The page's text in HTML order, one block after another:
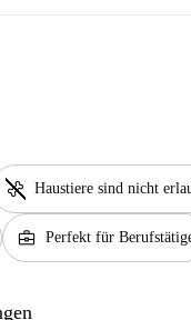
pet_supplies Haustiere sind nicht
business_center Perfekt für